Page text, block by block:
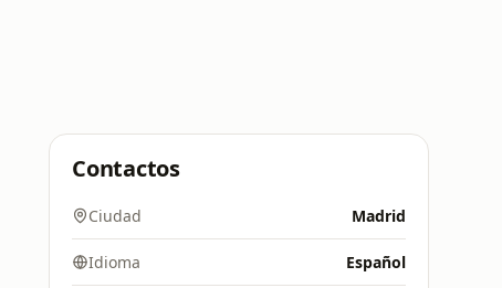
Contactos
Ciudad Madrid
Idioma Español